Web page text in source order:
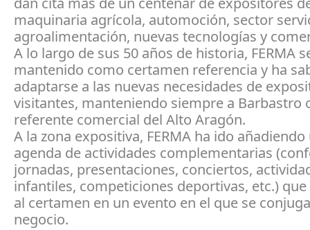
maquinaria agrícola, automoción, sector
agroalimentación, nuevas tecnologías y
A lo largo de sus 50 años de historia, FERMA
mantenido como certamen referencia y ha
adaptarse a las nuevas necesidades de
visitantes, manteniendo siempre a Barbastro
referente comercial del Alto Aragón.
A la zona expositiva, FERMA ha ido
agenda de actividades complementarias
jornadas, presentaciones, conciertos,
infantiles, competiciones deportivas, etc.)
al certamen en un evento en el que se
negocio.